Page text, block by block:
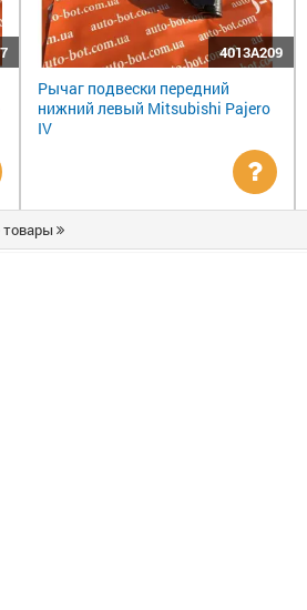
4013A209
Рычаг подвески передний
нижний левый Mitsubishi Pajero
IV
цену
товары